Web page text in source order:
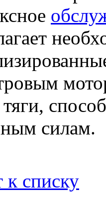
силам.
к списку